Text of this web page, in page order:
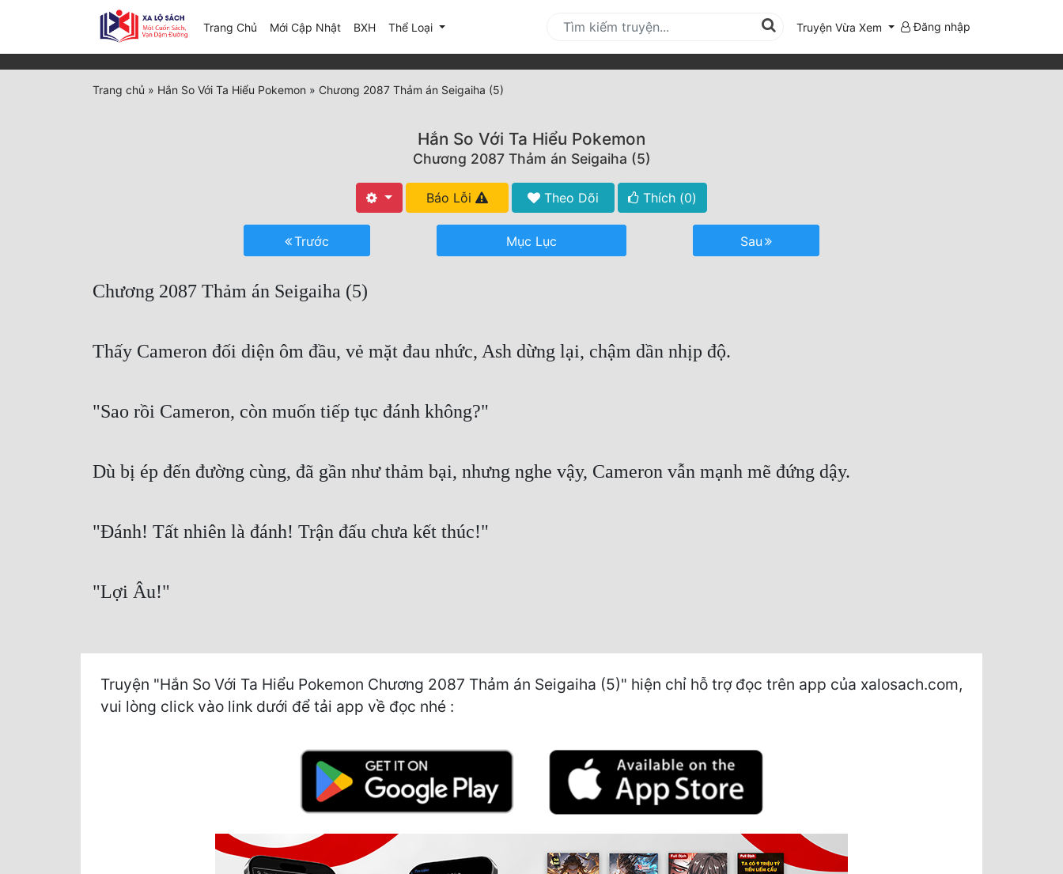
Trang Chủ Mới Cập Nhật(current)
BXH Thể Loại Truyện Vừa Xem Đăng nhập
Trang chủ » Hắn So Với Ta Hiểu Pokemon » Chương 2087 Thảm án Seigaiha (5)
Hắn So Với Ta Hiểu Pokemon
Chương 2087 Thảm án Seigaiha (5)
Báo Lỗi Theo Dõi Thích (0)
Trước Mục Lục Sau
Chương 2087 Thảm án Seigaiha (5)
Thấy Cameron đối diện ôm đầu, vẻ mặt đau nhức, Ash dừng lại, chậm dần nhịp độ.
"Sao rồi Cameron, còn muốn tiếp tục đánh không?"
Dù bị ép đến đường cùng, đã gần như thảm bại, nhưng nghe vậy, Cameron vẫn mạnh mẽ đứng dậy.
"Đánh! Tất nhiên là đánh! Trận đấu chưa kết thúc!"
"Lợi Âu!"
Truyện "Hắn So Với Ta Hiểu Pokemon Chương 2087 Thảm án Seigaiha (5)" hiện chỉ hỗ trợ đọc trên app của xalosach.com,
vui lòng click vào link dưới để tải app về đọc nhé :